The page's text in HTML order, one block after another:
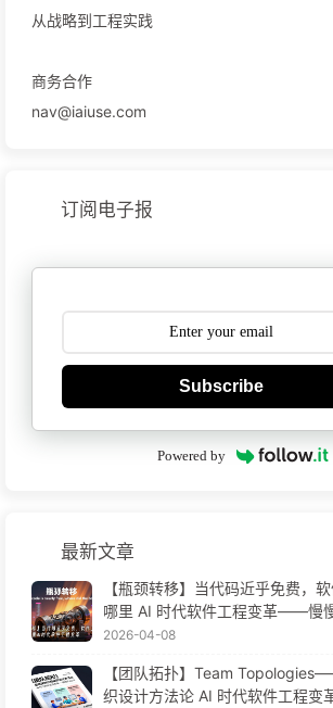
从战略到工程实践
商务合作
nav@iaiuse.com
订阅电子报
Subscribe
Powered by
最新文章
【瓶颈转移】当代码近乎免费，
哪里 AI 时代软件工程变革——慢
2026-04-08
【团队拓扑】Team
织设计方法论 AI 时代软件工程